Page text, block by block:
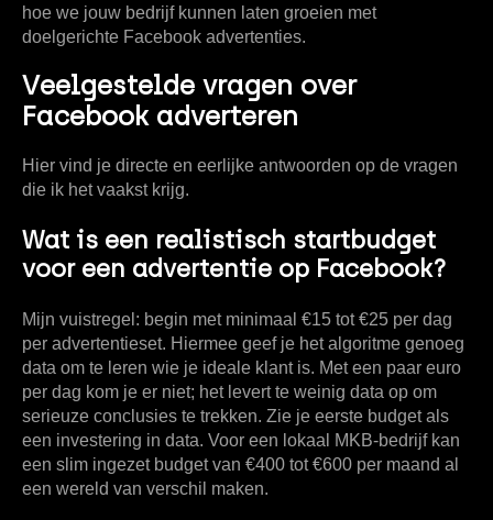
hoe we jouw bedrijf kunnen laten groeien met
doelgerichte Facebook advertenties.
Veelgestelde vragen over
Facebook adverteren
Hier vind je directe en eerlijke antwoorden op de vragen
die ik het vaakst krijg.
Wat is een realistisch startbudget
voor een advertentie op Facebook?
Mijn vuistregel: begin met minimaal €15 tot €25 per dag
per advertentieset. Hiermee geef je het algoritme genoeg
data om te leren wie je ideale klant is. Met een paar euro
per dag kom je er niet; het levert te weinig data op om
serieuze conclusies te trekken. Zie je eerste budget als
een investering in data. Voor een lokaal MKB-bedrijf kan
een slim ingezet budget van €400 tot €600 per maand al
een wereld van verschil maken.